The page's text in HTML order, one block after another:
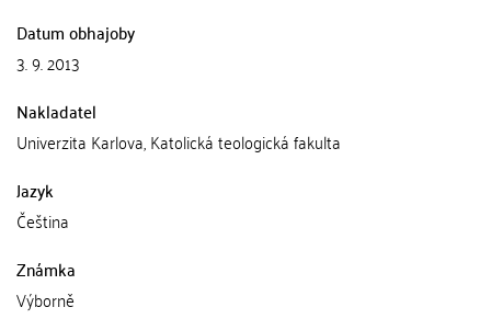
Datum obhajoby
3. 9. 2013
Nakladatel
Univerzita Karlova, Katolická teologická fakulta
Jazyk
Čeština
Známka
Výborně